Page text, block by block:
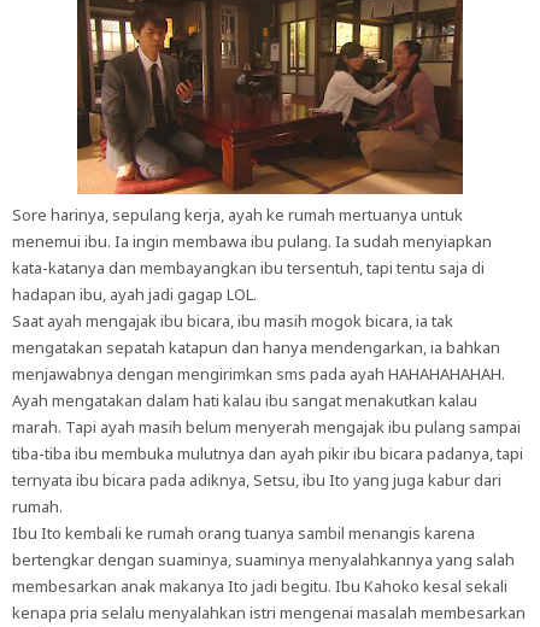
Sore harinya, sepulang kerja, ayah ke rumah mertuanya untuk
menemui ibu. Ia ingin membawa ibu pulang. Ia sudah menyiapkan
kata-katanya dan membayangkan ibu tersentuh, tapi tentu saja di
hadapan ibu, ayah jadi gagap LOL.
Saat ayah mengajak ibu bicara, ibu masih mogok bicara, ia tak
mengatakan sepatah katapun dan hanya mendengarkan, ia bahkan
menjawabnya dengan mengirimkan sms pada ayah HAHAHAHAHAH.
Ayah mengatakan dalam hati kalau ibu sangat menakutkan kalau
marah. Tapi ayah masih belum menyerah mengajak ibu pulang sampai
tiba-tiba ibu membuka mulutnya dan ayah pikir ibu bicara padanya, tapi
ternyata ibu bicara pada adiknya, Setsu, ibu Ito yang juga kabur dari
rumah.
Ibu Ito kembali ke rumah orang tuanya sambil menangis karena
bertengkar dengan suaminya, suaminya menyalahkannya yang salah
membesarkan anak makanya Ito jadi begitu. Ibu Kahoko kesal sekali
kenapa pria selalu menyalahkan istri mengenai masalah membesarkan